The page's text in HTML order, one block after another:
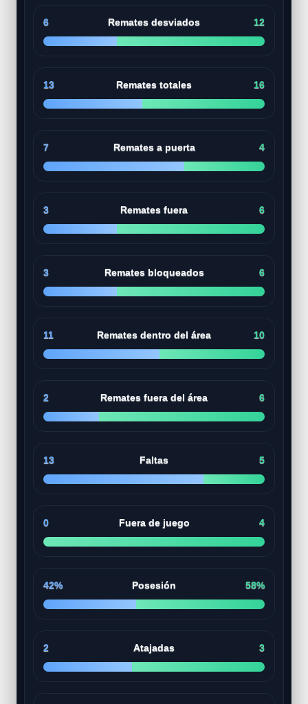
6 Remates desviados 12
13 Remates totales 16
7 Remates a puerta 4
3 Remates fuera 6
3 Remates bloqueados 6
11 Remates dentro del área 10
2 Remates fuera del área 6
13 Faltas 5
0 Fuera de juego 4
42% Posesión 58%
2 Atajadas 3